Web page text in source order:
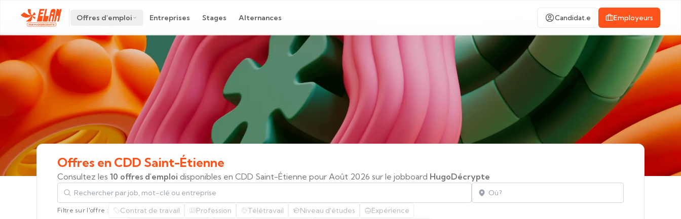
Offres d'emploi Entreprises Stages Alternances Candidat.e Employeurs
Offres en CDD Saint-Étienne
Consultez les 10 offres d'emploi disponibles en CDD Saint-Étienne pour Août 2026 sur le jobboard HugoDécrypte
Rechercher par job, mot-clé ou entreprise Localisation
Filtre sur l'offre : Contrat de travail Profession Télétravail Niveau d'études Expérience